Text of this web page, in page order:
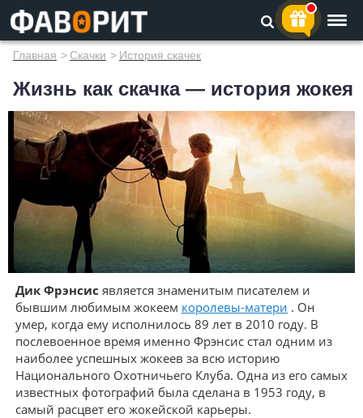
Главная > Скачки > История скачек
Жизнь как скачка — история жокея
Дик Фрэнсис является знаменитым писателем и
бывшим любимым жокеем королевы-матери . Он
умер, когда ему исполнилось 89 лет в 2010 году. В
послевоенное время именно Фрэнсис стал одним из
наиболее успешных жокеев за всю историю
Национального Охотничьего Клуба. Одна из его самых
известных фотографий была сделана в 1953 году, в
самый расцвет его жокейской карьеры.